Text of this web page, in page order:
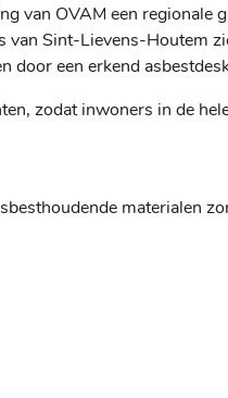
van OVAM een regionale
van Sint-Lievens-Houtem
door een erkend
zodat inwoners in de
materialen